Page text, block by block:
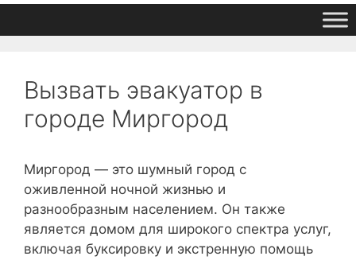
Вызвать эвакуатор в
городе Миргород
Миргород — это шумный город с
оживленной ночной жизнью и
разнообразным населением. Он также
является домом для широкого спектра услуг,
включая буксировку и экстренную помощь